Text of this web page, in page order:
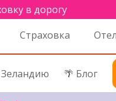
в дорогу
Страховка
🌴 Блог